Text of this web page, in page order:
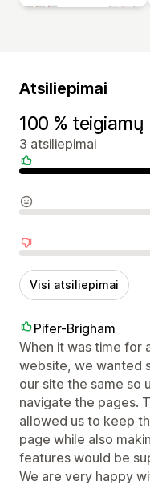
Atsiliepimai
100 % teigiamų
3 atsiliepimai
Teigiami atsiliepimai
Neutralūs atsiliepimai
Neigiami atsiliepimai
Visi atsiliepimai
Pifer-Brigham
When it was time for
website, we wanted
our site the same so
navigate the pages.
allowed us to keep
page while also
features would be
We are very happy